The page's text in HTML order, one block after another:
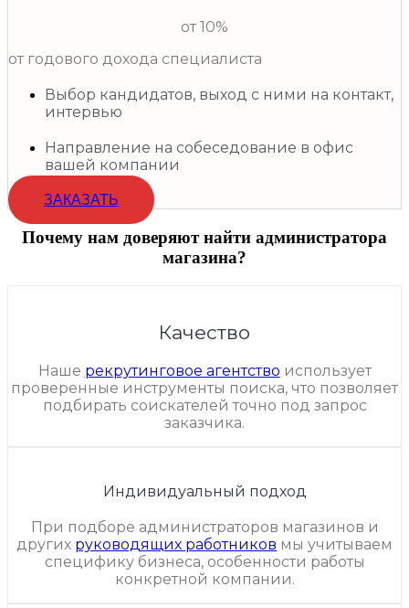
от 10%
от годового дохода специалиста
Выбор кандидатов, выход с ними на контакт,
интервью
Направление на собеседование в офис
вашей компании
ЗАКАЗАТЬ
Почему нам доверяют найти администратора
магазина?
Качество
Наше рекрутинговое агентство использует
проверенные инструменты поиска, что позволяет
подбирать соискателей точно под запрос
заказчика.
Индивидуальный подход
При подборе администраторов магазинов и
других руководящих работников мы учитываем
специфику бизнеса, особенности работы
конкретной компании.